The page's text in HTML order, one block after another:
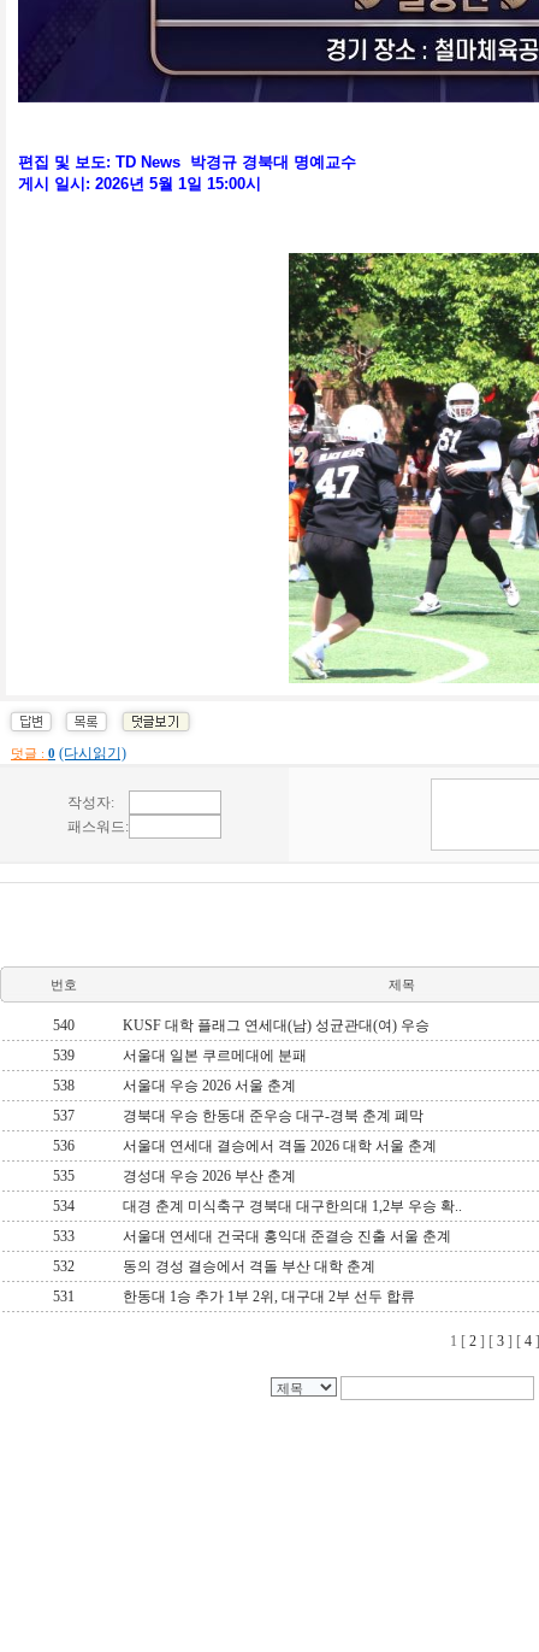
편집 및 보도: TD News 박경규 경북대 명예교수
게시 일시: 2026년 5월 1일 15:00시
덧글 : 0 (다시읽기)
번호 제목
540
KUSF 대학 플래그 연세대(남) 성균관대(여) 우승
539
서울대 일본 쿠르메대에 분패
538
서울대 우승 2026 서울 춘계
537
경북대 우승 한동대 준우승 대구-경북 춘계 폐막
536
서울대 연세대 결승에서 격돌 2026 대학 서울 춘계
535
경성대 우승 2026 부산 춘계
534
대경 춘계 미식축구 경북대 대구한의대 1,2부 우승 확..
533
서울대 연세대 건국대 홍익대 준결승 진출 서울 춘계
532
동의 경성 결승에서 격돌 부산 대학 춘계
531
한동대 1승 추가 1부 2위, 대구대 2부 선두 합류
1 [ 2] [ 3] [ 4